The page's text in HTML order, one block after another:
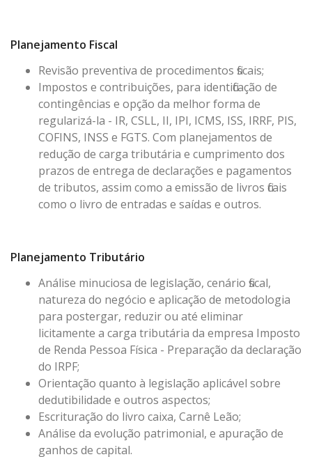
Planejamento Fiscal
Revisão preventiva de procedimentos fiscais;
Impostos e contribuições, para identificação de
contingências e opção da melhor forma de
regularizá-la - IR, CSLL, II, IPI, ICMS, ISS, IRRF, PIS,
COFINS, INSS e FGTS. Com planejamentos de
redução de carga tributária e cumprimento dos
prazos de entrega de declarações e pagamentos
de tributos, assim como a emissão de livros ficais
como o livro de entradas e saídas e outros.
Planejamento Tributário
Análise minuciosa de legislação, cenário fiscal,
natureza do negócio e aplicação de metodologia
para postergar, reduzir ou até eliminar
licitamente a carga tributária da empresa Imposto
de Renda Pessoa Física - Preparação da declaração
do IRPF;
Orientação quanto à legislação aplicável sobre
dedutibilidade e outros aspectos;
Escrituração do livro caixa, Carnê Leão;
Análise da evolução patrimonial, e apuração de
ganhos de capital.